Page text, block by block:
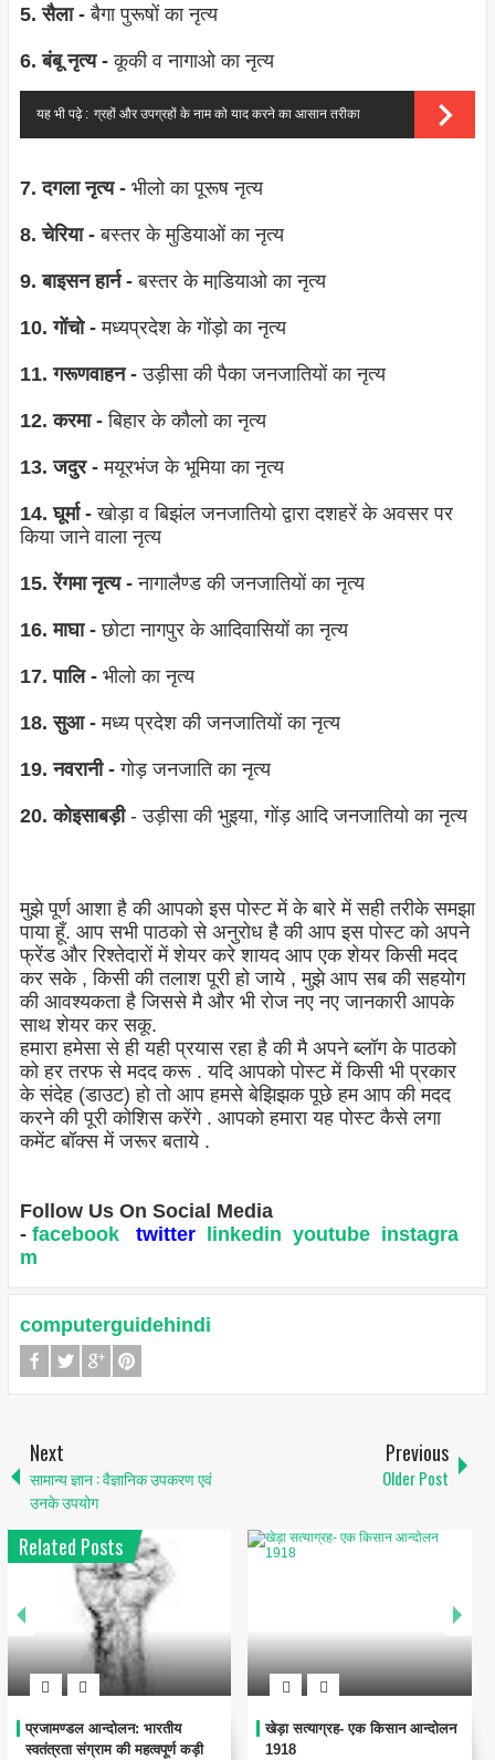
5. सैला -बैगा पुरूषों का नृत्‍य
6. बंबू नृत्‍य -कूकी व नागाओ का नृत्‍य
यह भी पढ़े : ग्रहों और उपग्रहों के नाम को याद करने का आसान तरीका
7. दगला नृत्‍य -भीलो का पूरूष नृत्‍य
8. चेरिया -बस्‍तर के मुडियाओं का नृत्‍य
9. बाइसन हार्न -बस्‍तर के माडि़याओ का नृत्‍य
10. गोंचो -मध्‍यप्रदेश के गोंड़ो का नृत्‍य
11. गरूणवाहन -उड़ीसा की पैका जनजातियों का नृत्‍य
12. करमा -बिहार के कौलो का नृत्‍य
13. जदुर -मयूरभंज के भूमिया का नृत्‍य
14. घूर्मा -खोड़ा व बिझंल जनजातियो द्वारा दशहरें के अवसर पर
किया जाने वाला नृत्‍य
15. रेंगमा नृत्‍य -नागालैण्‍ड की जनजातियों का नृत्‍य
16. माघा -छोटा नागपुर के आदिवासियों का नृत्‍य
17. पालि -भीलो का नृत्‍य
18. सुआ -मध्‍य प्रदेश की जनजातियों का नृत्‍य
19. नवरानी -गोड़ जनजाति का नृत्‍य
20. कोइसाबड़ी - उड़ीसा की भुइया, गोंड़ आदि जनजातियो का नृत्‍य
मुझे पूर्ण आशा है की आपको इस पोस्ट में के बारे में सही तरीके समझा
पाया हूँ. आप सभी पाठको से अनुरोध है की आप इस पोस्ट को अपने
फ्रेंड और रिश्तेदारों में शेयर करे शायद आप एक शेयर किसी मदद
कर सके , किसी की तलाश पूरी हो जाये , मुझे आप सब की सहयोग
की आवश्यकता है जिससे मै और भी रोज नए नए जानकारी आपके
साथ शेयर कर सकू.
हमारा हमेसा से ही यही प्रयास रहा है की मै अपने ब्लॉग के पाठको
को हर तरफ से मदद करू . यदि आपको पोस्ट में किसी भी प्रकार
के संदेह (डाउट) हो तो आप हमसे बेझिझक पूछे हम आप की मदद
करने की पूरी कोशिस करेंगे . आपको हमारा यह पोस्ट कैसे लगा
कमेंट बॉक्स में जरूर बताये .
Follow Us On Social Media
- facebook twitter linkedin youtube instagra
m
computerguidehindi
Next
सामान्य ज्ञान : वैज्ञानिक उपकरण एवं
उनके उपयोग
Previous
Older Post
Related Posts
प्रजामण्डल आन्दोलन: भारतीय
स्वतंत्रता संग्राम की महत्वपूर्ण कड़ी
खेड़ा सत्याग्रह- एक किसान आन्दोलन
1918